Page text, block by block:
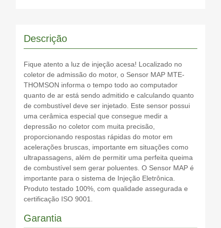
Descrição
Fique atento a luz de injeção acesa! Localizado no
coletor de admissão do motor, o Sensor MAP MTE-
THOMSON informa o tempo todo ao computador
quanto de ar está sendo admitido e calculando quanto
de combustível deve ser injetado. Este sensor possui
uma cerâmica especial que consegue medir a
depressão no coletor com muita precisão,
proporcionando respostas rápidas do motor em
acelerações bruscas, importante em situações como
ultrapassagens, além de permitir uma perfeita queima
de combustível sem gerar poluentes. O Sensor MAP é
importante para o sistema de Injeção Eletrônica.
Produto testado 100%, com qualidade assegurada e
certificação ISO 9001.
Garantia